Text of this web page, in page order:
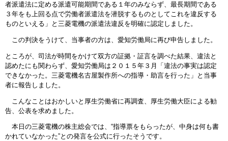
者派遣法に定める派遣可能期間である１年のみならず、最長期間である
３年をも上回る点で労働者派遣法を潜脱するものとしてこれを違反する
ものといえる」と三菱電機の派遣法違反を明確に認定しました。
この判決をうけて、当事者の方は、愛知労働局に再び申告しました。
ところが、司法が時間をかけて双方の証拠・証言を調べた結果、違法と
認めたにも関わらず、愛知労働局は２０１５年３月「違法の事実は認定
できなかった。三菱電機名古屋製作所への指導・助言を行った」と当事
者に報告しました。
こんなことはおかしいと厚生労働省に再調査、厚生労働大臣による勧
告、公表を求めました。
本日の三菱電機の株主総会では、“指導票をもらったが、中身は何も書
かれていなかった”との発言を公式に行ったそうです。